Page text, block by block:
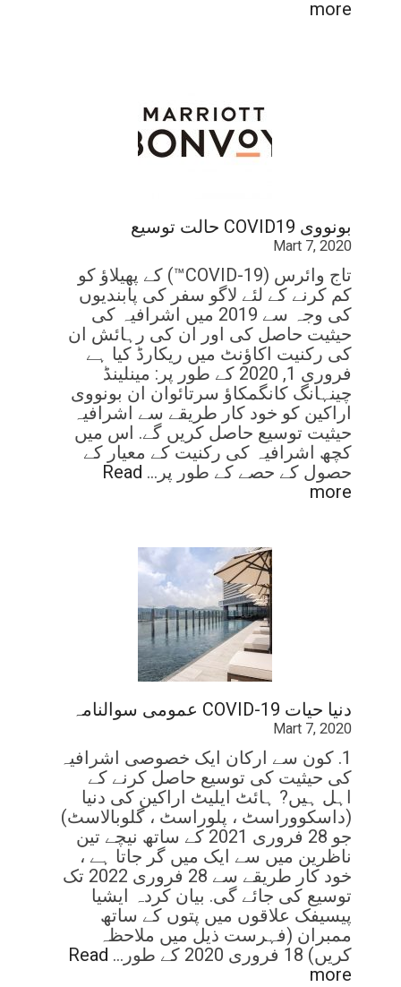
more
بونووی COVID19 حالت توسیع
Mart 7, 2020
تاج وائرس (COVID-19™) کے پھیلاؤ کو
کم کرنے کے لئے لاگو سفر کی پابندیوں
کی وجہ سے 2019 میں اشرافیہ کی
حیثیت حاصل کی اور ان کی رہائش ان
کی رکنیت اکاؤنٹ میں ریکارڈ کیا ہے
فروری 1, 2020 کے طور پر: مینلینڈ
چینہانگ كانگمکاؤ سرتائوان ان بونووی
اراکین کو خود کار طریقے سے اشرافیہ
حیثیت توسیع حاصل کریں گے. اس میں
کچھ اشرافیہ کی رکنیت کے معیار کے
حصول کے حصے کے طور پر… Read
more
دنیا حیات COVID-19 عمومی سوالنامہ
Mart 7, 2020
1. کون سے ارکان ایک خصوصی اشرافیہ
کی حیثیت کی توسیع حاصل کرنے کے
اہل ہیں? ہائٹ ایلیٹ اراکین کی دنیا
(داسکووراسٹ ، پلوراسٹ ، گلوبالاسٹ)
جو 28 فروری 2021 کے ساتھ نیچے تین
ناظرین میں سے ایک میں گر جاتا ہے ،
خود کار طریقے سے 28 فروری 2022 تک
توسیع کی جائے گی. بیان کردہ ایشیا
پیسیفک علاقوں میں پتوں کے ساتھ
ممبران (فہرست ذیل میں ملاحظہ
کریں) 18 فروری 2020 کے طور…
Read
more